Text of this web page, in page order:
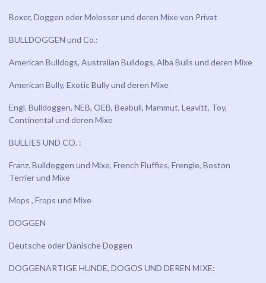
Boxer, Doggen oder Molosser und deren Mixe von Privat
BULLDOGGEN und Co.:
American Bulldogs, Australian Bulldogs, Alba Bulls und deren Mixe
American Bully, Exotic Bully und deren Mixe
Engl. Bulldoggen, NEB, OEB, Beabull, Mammut, Leavitt, Toy,
Continental und deren Mixe
BULLIES UND CO. :
Franz. Bulldoggen und Mixe, French Fluffies, Frengle, Boston
Terrier und Mixe
Mops , Frops und Mixe
DOGGEN
Deutsche oder Dänische Doggen
DOGGENARTIGE HUNDE, DOGOS UND DEREN MIXE: